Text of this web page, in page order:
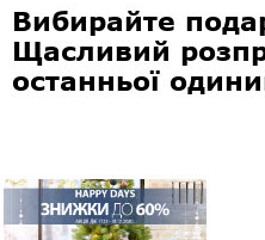
Вибирайте
Щасливий
останньої